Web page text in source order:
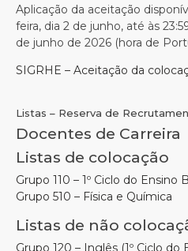
Aplicação da aceitação
feira, dia 2 de junho, até às
de junho de 2026 (hora de
SIGRHE – Aceitação da
Listas – Reserva de
Docentes de Carreira
Listas de colocação
Grupo 110 – 1º Ciclo do Ensino
Grupo 510 – Física e Química
Listas de não
Grupo 120 – Inglês (1º Ciclo do